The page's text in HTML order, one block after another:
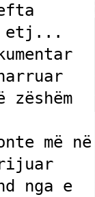
etj...
më në
nga e